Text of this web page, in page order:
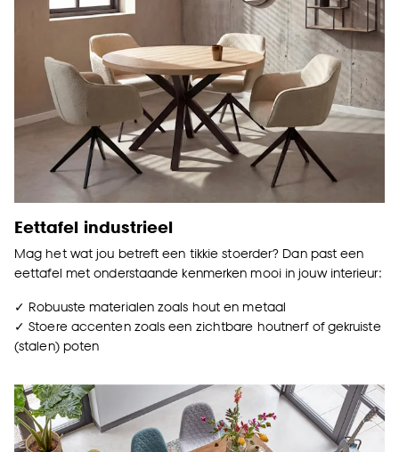
Eettafel industrieel
Mag het wat jou betreft een tikkie stoerder? Dan past een
eettafel met onderstaande kenmerken mooi in jouw interieur:
✓ Robuuste materialen zoals hout en metaal
✓ Stoere accenten zoals een zichtbare houtnerf of gekruiste
(stalen) poten